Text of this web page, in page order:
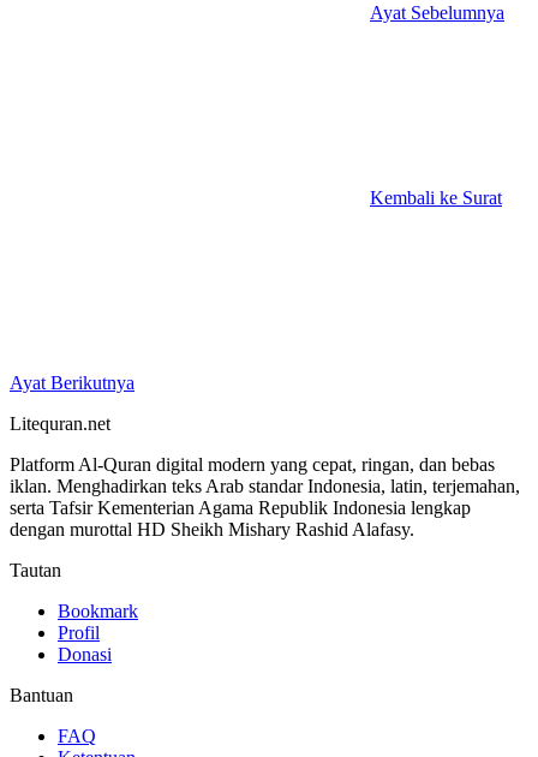
Ayat Sebelumnya
Kembali ke Surat
Ayat Berikutnya
Litequran.net
Platform Al-Quran digital modern yang cepat, ringan, dan bebas
iklan. Menghadirkan teks Arab standar Indonesia, latin, terjemahan,
serta Tafsir Kementerian Agama Republik Indonesia lengkap
dengan murottal HD Sheikh Mishary Rashid Alafasy.
Tautan
Bookmark
Profil
Donasi
Bantuan
FAQ